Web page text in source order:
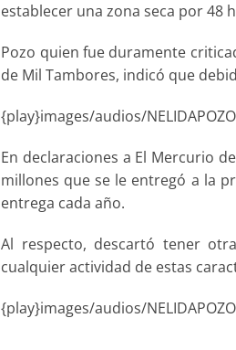
establecer una zona seca por 48
Pozo quien fue duramente
de Mil Tambores, indicó que
{play}images/audios/
En declaraciones a El Mercurio
millones que se le entregó a la
entrega cada año.
Al respecto, descartó tener
cualquier actividad de estas
{play}images/audios/